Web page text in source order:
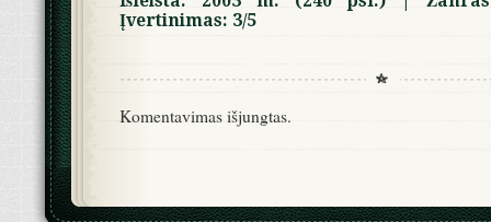
Įvertinimas: 3/5
Komentavimas išjungtas.